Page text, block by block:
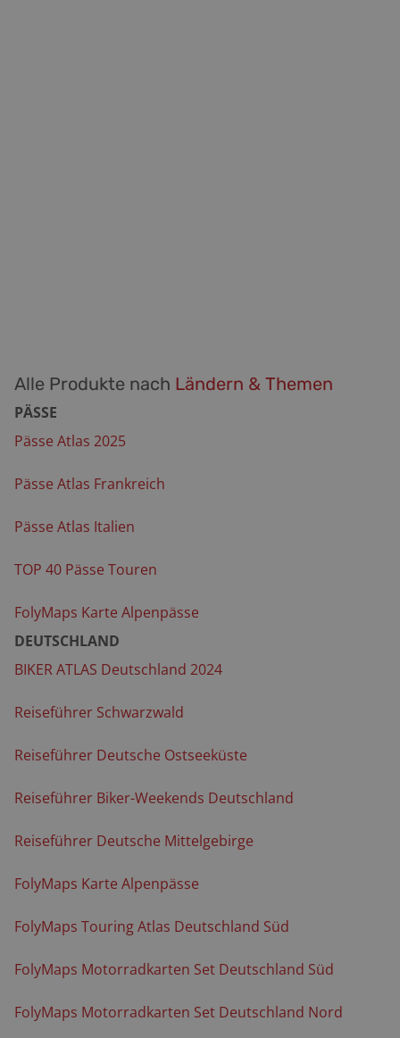
Alle Produkte nach Ländern & Themen
PÄSSE
Pässe Atlas 2025
Pässe Atlas Frankreich
Pässe Atlas Italien
TOP 40 Pässe Touren
FolyMaps Karte Alpenpässe
DEUTSCHLAND
BIKER ATLAS Deutschland 2024
Reiseführer Schwarzwald
Reiseführer Deutsche Ostseeküste
Reiseführer Biker-Weekends Deutschland
Reiseführer Deutsche Mittelgebirge
FolyMaps Karte Alpenpässe
FolyMaps Touring Atlas Deutschland Süd
FolyMaps Motorradkarten Set Deutschland Süd
FolyMaps Motorradkarten Set Deutschland Nord